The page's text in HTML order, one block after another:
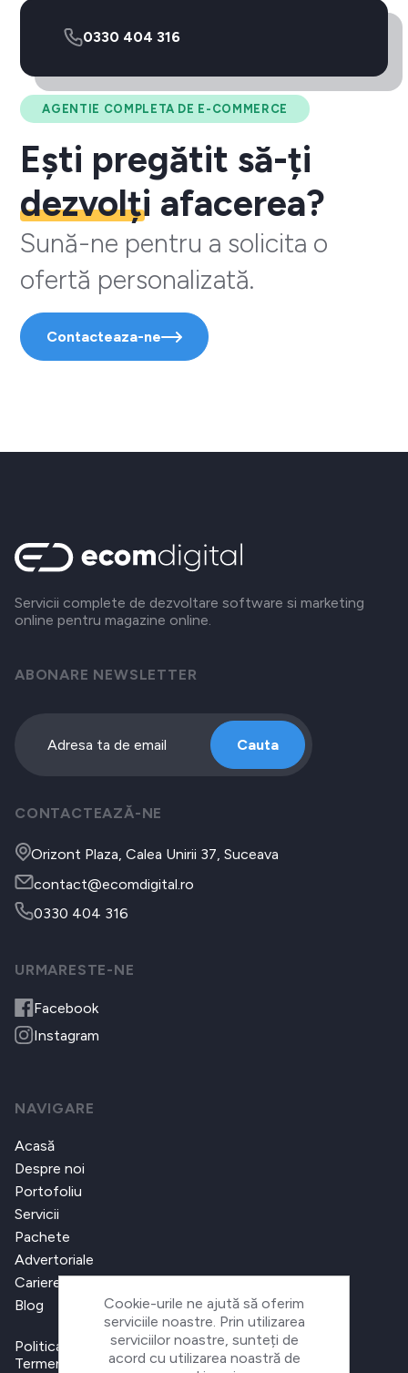
AGENTIE COMPLETA DE E-COMMERCE
Ești pregătit să-ți
dezvolți afacerea?
Sună-ne pentru a solicita o
ofertă personalizată.
Contacteaza-ne
0330 404 316
Servicii complete de dezvoltare software si marketing
online pentru magazine online.
ABONARE NEWSLETTER
Cauta
CONTACTEAZĂ-NE
Orizont Plaza, Calea Unirii 37, Suceava
contact@ecomdigital.ro
0330 404 316
URMARESTE-NE
Facebook
Instagram
NAVIGARE
Acasă
Despre noi
Portofoliu
Servicii
Pachete
Advertoriale
Cariere
Blog
Politica de confidențialitate
Termeni și condiții
Cookie-urile ne ajută să oferim
serviciile noastre. Prin utilizarea
serviciilor noastre, sunteți de
acord cu utilizarea noastră de